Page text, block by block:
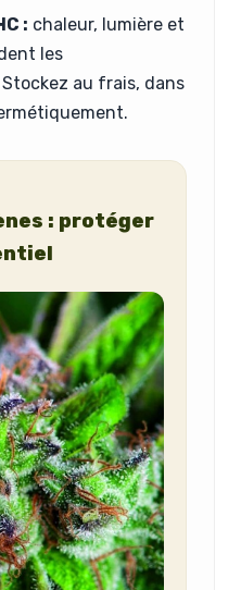
: chaleur, lumière et
les
au frais, dans
: protéger